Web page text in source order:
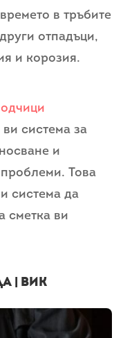
в тръбите
отпадъци,
и корозия.
система за
и
Това
система да
сметка ви
| ВиК